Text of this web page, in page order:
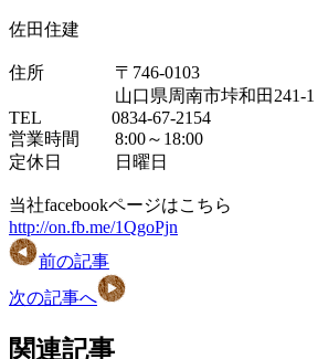
佐田住建
住所 〒746-0103
山口県周南市垰和田241-1
TEL 0834-67-2154
営業時間 8:00～18:00
定休日 日曜日
当社facebookページはこちら
http://on.fb.me/1QgoPjn
前の記事
次の記事へ
関連記事